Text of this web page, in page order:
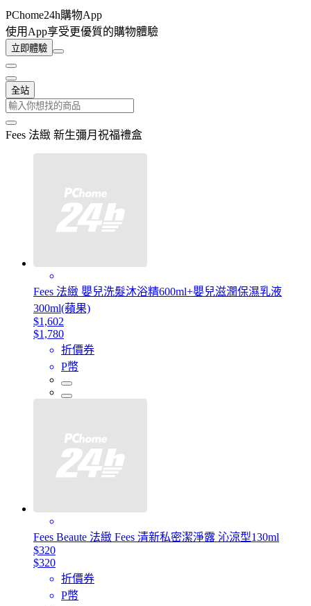
PChome24h購物App
使用App享受更優質的購物體驗
立即體驗
全站
Fees 法緻 新生彌月祝福禮盒
Fees 法緻 嬰兒洗髮沐浴精600ml+嬰兒滋潤保濕乳液
300ml(蘋果)
$1,602
$1,780
折價券
P幣
Fees Beaute 法緻 Fees 清新私密潔淨露 沁涼型130ml
$320
$320
折價券
P幣